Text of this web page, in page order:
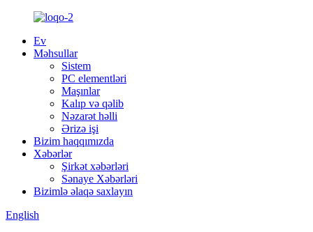
Ev
Məhsullar
Sistem
PC elementləri
Maşınlar
Kalıp və qəlib
Nəzarət həlli
Ərizə işi
Bizim haqqımızda
Xəbərlər
Şirkət xəbərləri
Sənaye Xəbərləri
Bizimlə əlaqə saxlayın
English